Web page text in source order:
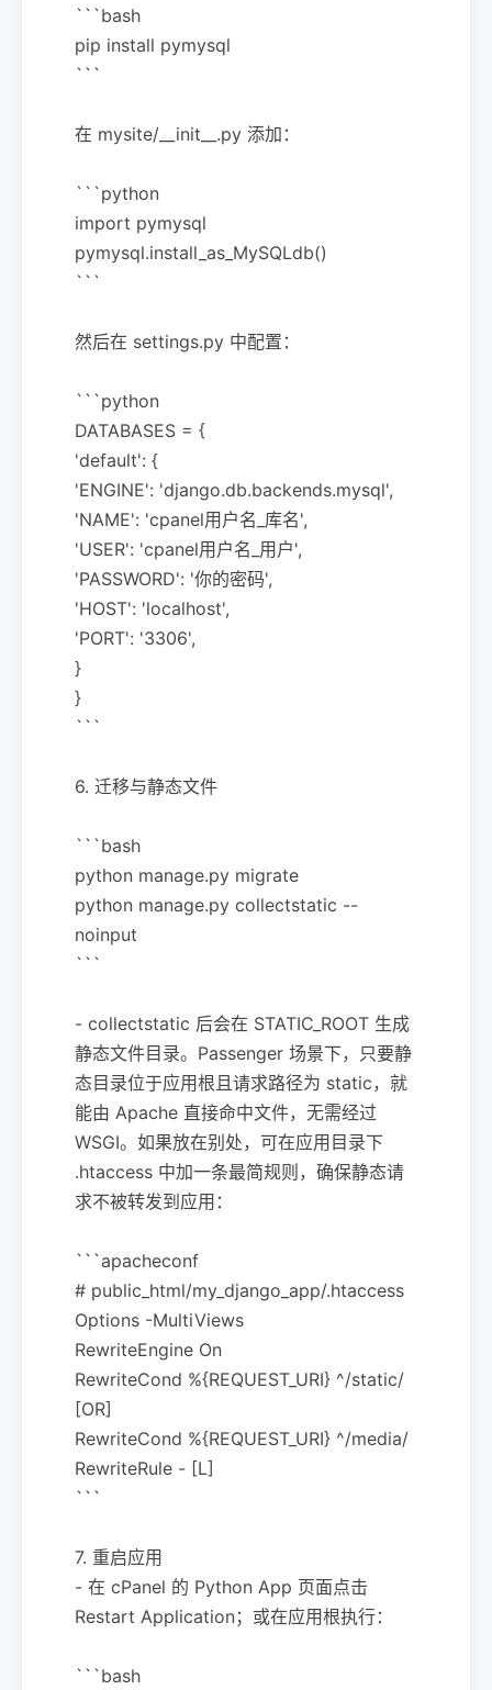
```bash
pip install pymysql
```
在 mysite/__init__.py 添加：
```python
import pymysql
pymysql.install_as_MySQLdb()
```
然后在 settings.py 中配置：
```python
DATABASES = {
'default': {
'ENGINE': 'django.db.backends.mysql',
'NAME': 'cpanel用户名_库名',
'USER': 'cpanel用户名_用户',
'PASSWORD': '你的密码',
'HOST': 'localhost',
'PORT': '3306',
}
}
```
6. 迁移与静态文件
```bash
python manage.py migrate
python manage.py collectstatic --
noinput
```
- collectstatic 后会在 STATIC_ROOT 生成
静态文件目录。Passenger 场景下，只要静
态目录位于应用根且请求路径为 static，就
能由 Apache 直接命中文件，无需经过
WSGI。如果放在别处，可在应用目录下
.htaccess 中加一条最简规则，确保静态请
求不被转发到应用：
```apacheconf
# public_html/my_django_app/.htaccess
Options -MultiViews
RewriteEngine On
RewriteCond %{REQUEST_URI} ^/static/
[OR]
RewriteCond %{REQUEST_URI} ^/media/
RewriteRule - [L]
```
7. 重启应用
- 在 cPanel 的 Python App 页面点击
Restart Application；或在应用根执行：
```bash